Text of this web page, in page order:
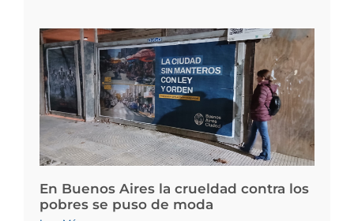
En Buenos Aires la crueldad contra los
pobres se puso de moda